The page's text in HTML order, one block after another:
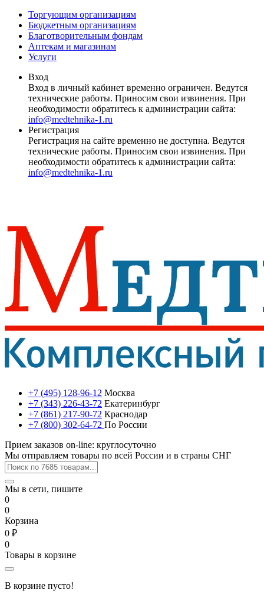
Торгующим организациям
Бюджетным организациям
Благотворительным фондам
Аптекам и магазинам
Услуги
Вход
Вход в личный кабинет временно ограничен. Ведутся
технические работы. Приносим свои извинения. При
необходимости обратитесь к администрации сайта:
info@medtehnika-1.ru
Регистрация
Регистрация на сайте временно не доступна. Ведутся
технические работы. Приносим свои извинения. При
необходимости обратитесь к администрации сайта:
info@medtehnika-1.ru
+7 (495) 128-96-12 Москва
+7 (343) 226-43-72 Екатеринбург
+7 (861) 217-90-72 Краснодар
+7 (800) 302-64-72 По России
Прием заказов on-line: круглосуточно
Мы отправляем товары по всей России и в страны СНГ
Мы в сети, пишите
0
0
Корзина
0 ₽
0
Товары в корзине
В корзине пусто!